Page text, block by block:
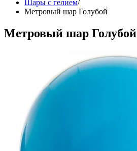
Шары с гелием/
Метровый шар Голубой
Метровый шар Голубой